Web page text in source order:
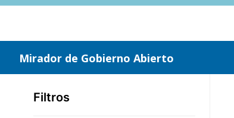
Saltar
Mirador de Gobierno Abierto
Filtros